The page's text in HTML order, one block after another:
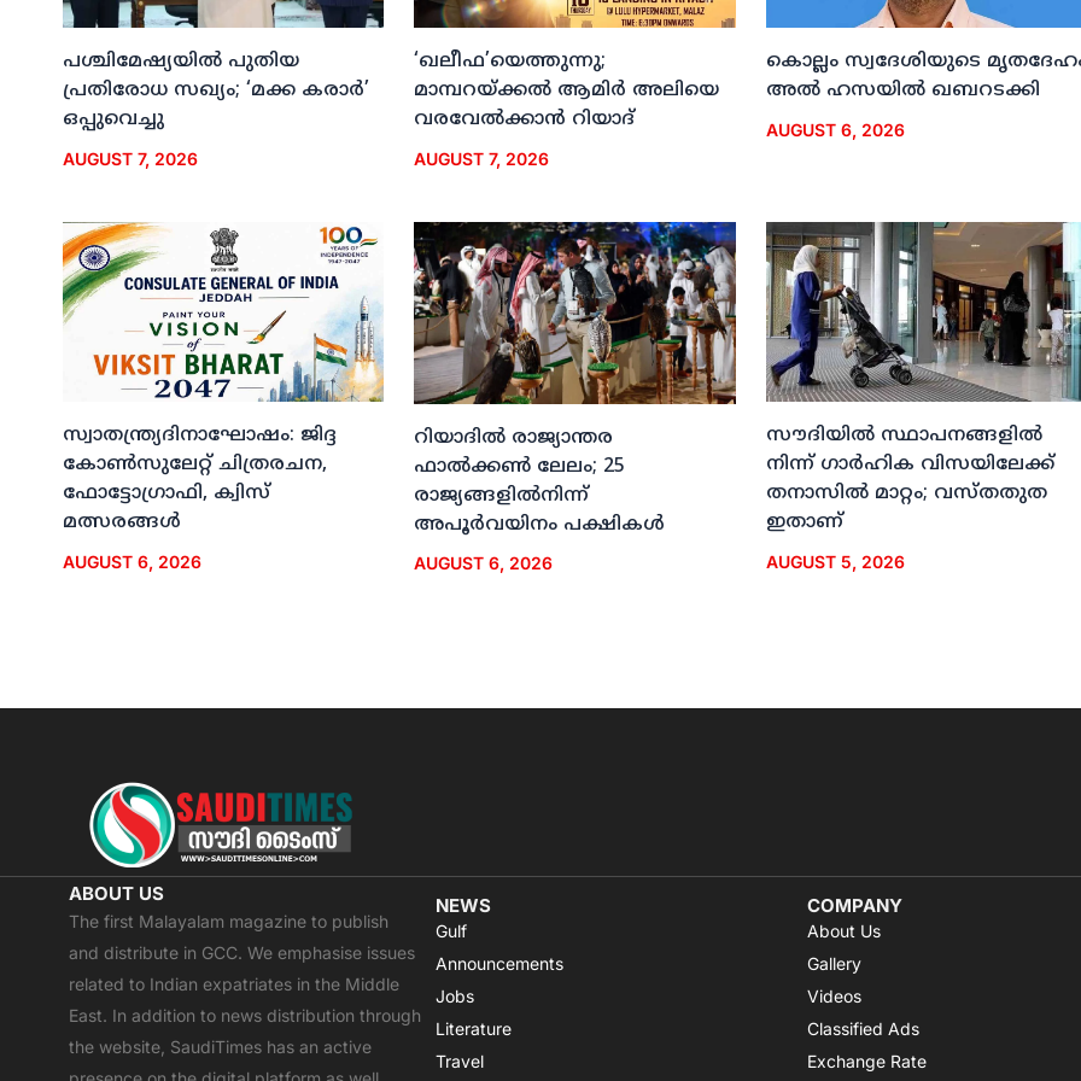
പശ്ചിമേഷ്യയില്‍ പുതിയ
പ്രതിരോധ സഖ്യം; ‘മക്ക കരാര്‍’
ഒപ്പുവെച്ചു
AUGUST 7, 2026
‘ഖലീഫ’യെത്തുന്നു;
മാമ്പറയ്ക്കല്‍ ആമിര്‍ അലിയെ
വരവേല്‍ക്കാന്‍ റിയാദ്
AUGUST 7, 2026
കൊല്ലം സ്വദേശിയുടെ
അല്‍ ഹസയില്‍ ഖബറടക്കി
AUGUST 6, 2026
സ്വാതന്ത്ര്യദിനാഘോഷം: ജിദ്ദ
കോണ്‍സുലേറ്റ് ചിത്രരചന,
ഫോട്ടോഗ്രാഫി, ക്വിസ്
മത്സരങ്ങള്‍
AUGUST 6, 2026
റിയാദില്‍ രാജ്യാന്തര
ഫാല്‍ക്കണ്‍ ലേലം; 25
രാജ്യങ്ങളില്‍നിന്ന്
അപൂര്‍വയിനം പക്ഷികള്‍
AUGUST 6, 2026
സൗദിയില്‍ സ്ഥാപനങ്ങളില്‍
നിന്ന് ഗാര്‍ഹിക വിസയിലേക്ക്
തനാസില്‍ മാറ്റം; വസ്തതുത
ഇതാണ്
AUGUST 5, 2026
ABOUT US
The first Malayalam magazine to publish
and distribute in GCC. We emphasise issues
related to Indian expatriates in the Middle
East. In addition to news distribution through
the website, SaudiTimes has an active
NEWS
Gulf
Announcements
Jobs
Literature
Travel
COMPANY
About Us
Gallery
Videos
Classified Ads
Exchange Rate